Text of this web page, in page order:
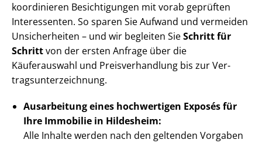
koordinieren Besichtigungen mit vorab geprüften
Interessenten. So sparen Sie Aufwand und vermeiden
Unsicherheiten – und wir begleiten SieSchritt für
Schrittvon der ersten Anfrage über die
Käuferauswahl und Preis­ver­hand­lung bis zur Ver­
trags­un­ter­zeich­nung.
Ausarbeitung eines hochwertigen Exposés für
Ihre Immobilie in Hildesheim:
Alle Inhalte werden nach den geltenden Vorgaben